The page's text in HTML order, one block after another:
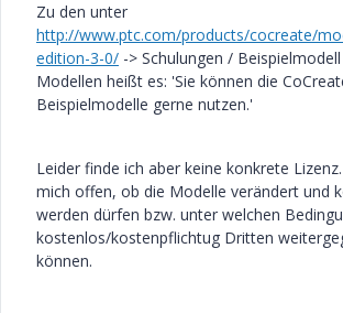
Zu den unter
http://www.ptc.com/products/cocreate/
edition-3-0/ -> Schulungen /
Modellen heißt es: 'Sie können die
Beispielmodelle gerne nutzen.'
Leider finde ich aber keine konkrete
mich offen, ob die Modelle verändert und
werden dürfen bzw. unter welchen
kostenlos/kostenpflichtug Dritten
können.